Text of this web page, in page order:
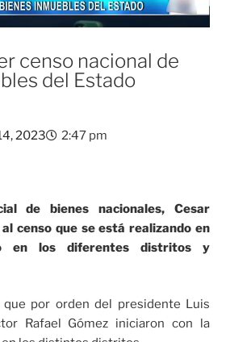
censo nacional de
del Estado
2023 2:47 pm
de bienes nacionales, Cesar
censo que se está realizando en
en los diferentes distritos y
que por orden del presidente Luis
Rafael Gómez iniciaron con la